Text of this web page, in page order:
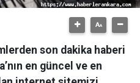
son dakika haberi
en güncel ve en